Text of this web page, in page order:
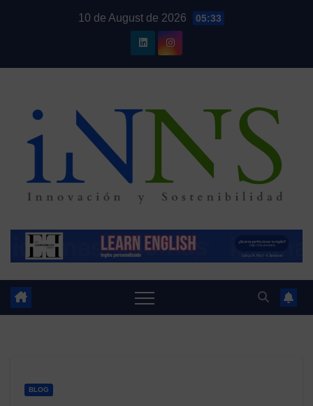
10 de August de 2026 05:33
BLOG